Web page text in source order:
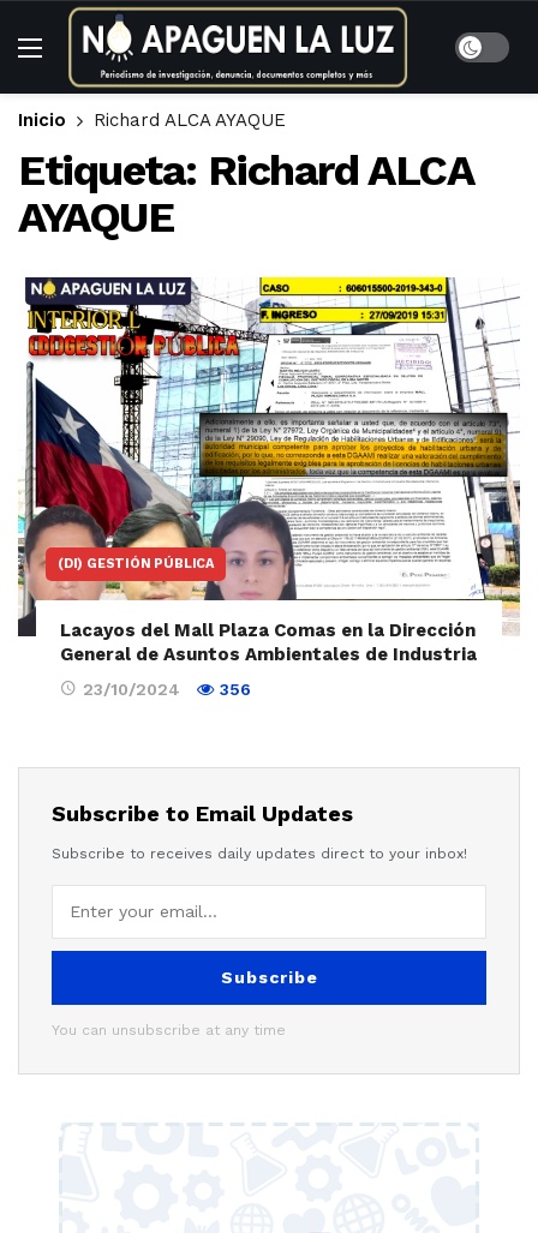
Inicio Richard ALCA AYAQUE
Etiqueta: Richard ALCA
AYAQUE
(DI) GESTIÓN PÚBLICA
Lacayos del Mall Plaza Comas en la Dirección
General de Asuntos Ambientales de Industria
23/10/2024 356
Subscribe to Email Updates
Subscribe to receives daily updates direct to your inbox!
Subscribe
You can unsubscribe at any time